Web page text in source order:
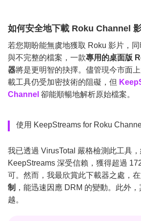
如何安全地下載 Roku Channel
若您期盼能無虞地獲取 Roku 影片，
與不完整的檔案，一款專用的桌面版
器將是更明智的抉擇。儘管現今市面
載工具仍受加密技術的阻礙，但
Channel 卻能順暢地解析原始檔案。
使用 KeepStreams for Roku
我已透過 VirusTotal 嚴格檢測此工具
KeepStreams 深受信賴，獲得超過
可。然而，我最欣賞此下載器之處，
制 ，能迅速因應 DRM 的變動。此外
越。